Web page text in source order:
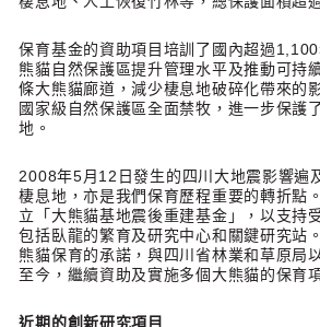
保育基金的資助項目培訓了國內超過
熊貓自然保護區提升管理水平及推動可持
條大熊貓廊道，減少棲息地破碎化帶來的
國家級自然保護區全面禁牧，進一步保護
地。
2008年5月12日發生的四川大地震影響遍
棲息地，亦是我們保育歷程重要的轉折點
立「大熊貓基地震後重建基金」，以支持
包括臥龍的繁育及研究中心和關鍵研究站
熊貓保育的承諾，與四川省林業和草原局
至今，繼續資助及實施多個大熊貓的保育
近期的創新研究項目